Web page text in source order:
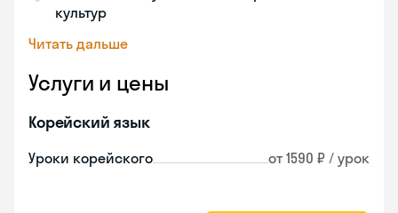
культур
Читать дальше
Услуги и цены
Корейский язык
Уроки корейского от 1590 ₽ / урок